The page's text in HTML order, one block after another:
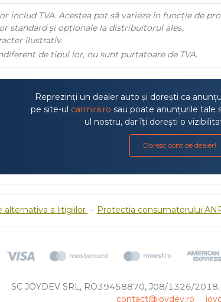
includ TVA. Acestea pot să varieze în funcție de
standard și opționale la distribuitorul ales.
ilustrativ.
de tipul lor, nu sunt purtatoare de TVA.
Reprezinți un dealer auto și dorești ca
pe site-ul carmira.ro sau poate anunțurile tale
ul nostru, dar îți dorești o
Doresc cont de dealer!
alternativa a litigiilor · Protectia consumatorului
SC JOYDEV SRL, RO39458870, J08/1326/2018,
contact@joydev.ro ·